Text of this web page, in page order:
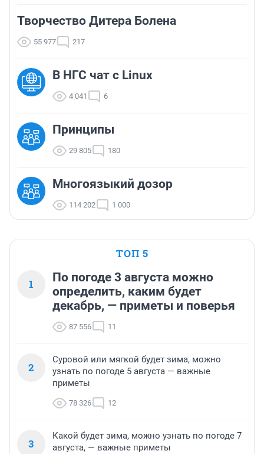
Творчество Дитера Болена
55 977 217
В НГС чат с Linux
4 041 6
Принципы
29 805 180
Многоязыкий дозор
114 202 1 000
ТОП 5
1
По погоде 3 августа можно
определить, каким будет
декабрь, — приметы и поверья
87 556 11
2
Суровой или мягкой будет зима, можно
узнать по погоде 5 августа — важные
приметы
78 326 12
3
Какой будет зима, можно узнать по погоде 7
августа, — важные приметы